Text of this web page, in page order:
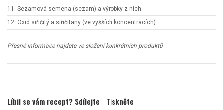
11. Sezamová semena (sezam) a výrobky z nich
12. Oxid siřičitý a siřičitany (ve vyšších koncentracích)
Přesné informace najdete ve složení konkrétních produktů
Líbil se vám recept? Sdílejte Tiskněte